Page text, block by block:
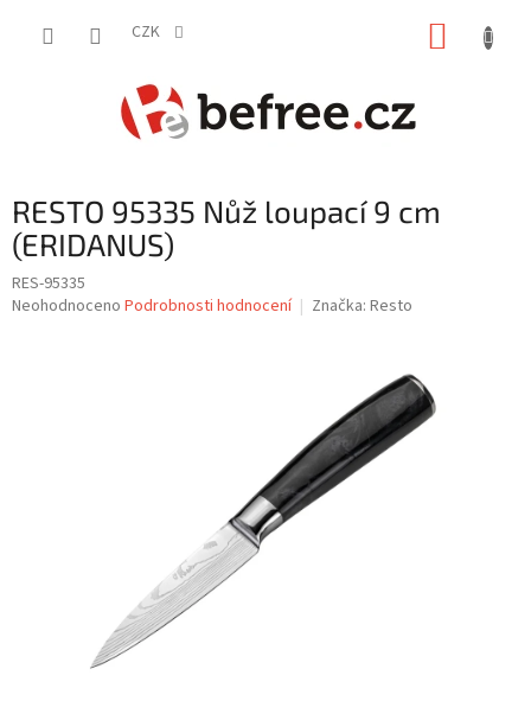
CZK
RESTO 95335 Nůž loupací 9 cm
(ERIDANUS)
RES-95335
Průměrné
Neohodnoceno Podrobnosti hodnocení Značka: Resto